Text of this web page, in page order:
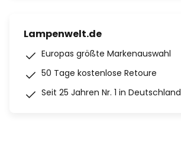
Lampenwelt.de
Europas größte Markenauswahl
50 Tage kostenlose Retoure
Seit 25 Jahren Nr. 1 in Deutschland